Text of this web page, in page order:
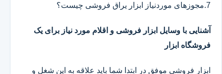
7.مجوزهای موردنیاز ابزار یراق فروشی چیست؟
آشنایی با وسایل ابزار فروشی و اقلام مورد نیاز برای یک
فروشگاه ابزار
ابزار فروشی موفق در ابتدا شما باید علاقه به این شغل و